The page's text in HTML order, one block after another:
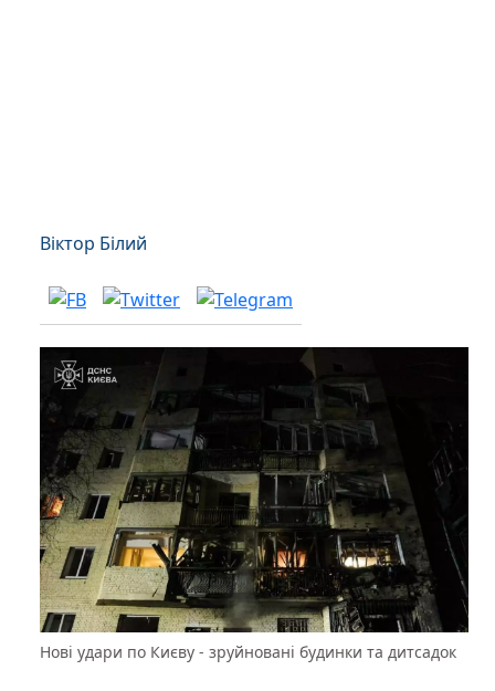
Віктор Білий
Нові удари по Києву - зруйновані будинки та дитсадок